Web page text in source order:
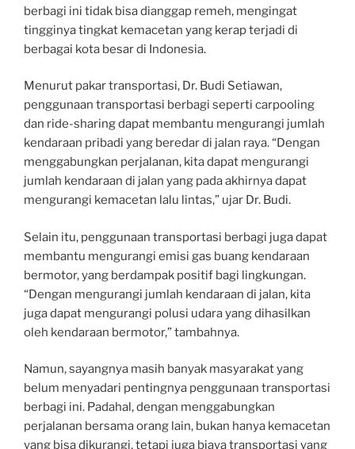
berbagi ini tidak bisa dianggap remeh, mengingat
tingginya tingkat kemacetan yang kerap terjadi di
berbagai kota besar di Indonesia.
Menurut pakar transportasi, Dr. Budi Setiawan,
penggunaan transportasi berbagi seperti carpooling
dan ride-sharing dapat membantu mengurangi jumlah
kendaraan pribadi yang beredar di jalan raya. “Dengan
menggabungkan perjalanan, kita dapat mengurangi
jumlah kendaraan di jalan yang pada akhirnya dapat
mengurangi kemacetan lalu lintas,” ujar Dr. Budi.
Selain itu, penggunaan transportasi berbagi juga dapat
membantu mengurangi emisi gas buang kendaraan
bermotor, yang berdampak positif bagi lingkungan.
“Dengan mengurangi jumlah kendaraan di jalan, kita
juga dapat mengurangi polusi udara yang dihasilkan
oleh kendaraan bermotor,” tambahnya.
Namun, sayangnya masih banyak masyarakat yang
belum menyadari pentingnya penggunaan transportasi
berbagi ini. Padahal, dengan menggabungkan
perjalanan bersama orang lain, bukan hanya kemacetan
yang bisa dikurangi, tetapi juga biaya transportasi yang